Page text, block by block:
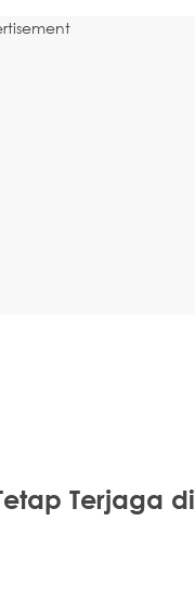
Terjaga di